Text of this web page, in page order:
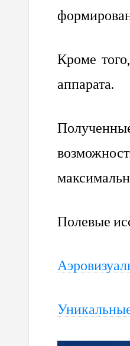
Кроме
аппарата.
Полевые